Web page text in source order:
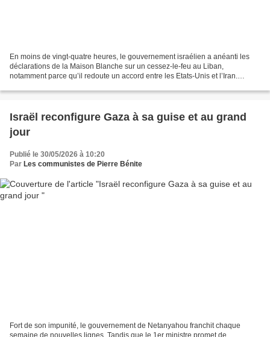
En moins de vingt-quatre heures, le gouvernement israélien a anéanti les
déclarations de la Maison Blanche sur un cessez-le-feu au Liban,
notamment parce qu’il redoute un accord entre les Etats-Unis et l’Iran.
Israël reconfigure Gaza à sa guise et au grand
jour
Publié le 30/05/2026 à 10:20
Par Les communistes de Pierre Bénite
Fort de son impunité, le gouvernement de Netanyahou franchit chaque
semaine de nouvelles lignes. Tandis que le 1er ministre promet de